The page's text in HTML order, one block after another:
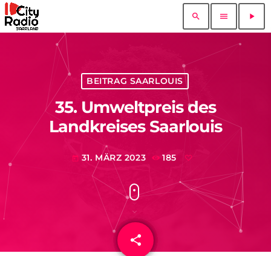
search menu play_arrow
BEITRAG SAARLOUIS
35. Umweltpreis des
Landkreises Saarlouis
today 31. MÄRZ 2023 185
share
email